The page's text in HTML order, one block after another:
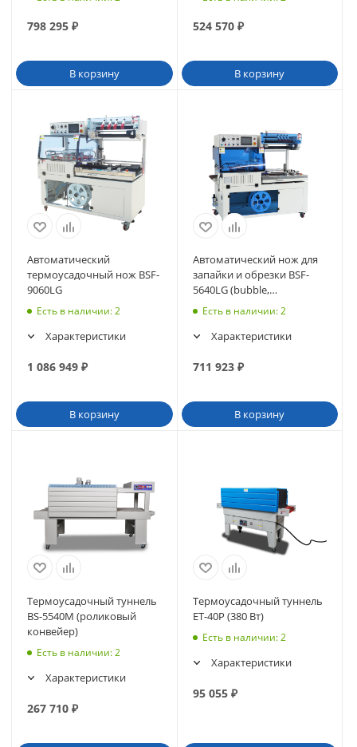
798 295 ₽
В корзину
524 570₽
В корзину
Автоматический
термоусадочный нож BSF-
9060LG
Есть в наличии: 2
Характеристики
1 086 949 ₽
В корзину
Автоматический нож для
запайки и обрезки BSF-
5640LG (bubble,
customization H 200 мм)
Есть в наличии: 2
Характеристики
711 923₽
В корзину
Термоусадочный туннель
BS-5540M (роликовый
конвейер)
Есть в наличии: 2
Характеристики
267 710 ₽
Термоусадочный туннель
ET-40P (380 Вт)
Есть в наличии: 2
Характеристики
95 055₽